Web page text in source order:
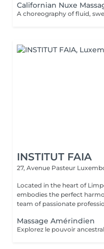
Californian Nuxe
INSTITUT FAIA
27, Avenue Pasteur
Located in the heart of
embodies the perfect
team of passionate
Massage Amérindien